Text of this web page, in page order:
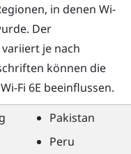
in denen Wi-
Der
je nach
können die
Wi-Fi 6E beeinflussen.
Pakistan
Peru